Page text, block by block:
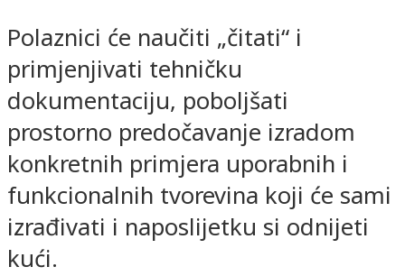
Polaznici će naučiti „čitati“ i
primjenjivati tehničku
dokumentaciju, poboljšati
prostorno predočavanje izradom
konkretnih primjera uporabnih i
funkcionalnih tvorevina koji će sami
izrađivati i naposlijetku si odnijeti
kući.